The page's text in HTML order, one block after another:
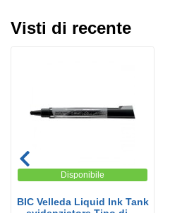
Visti di recente
Disponibile
BIC Velleda Liquid Ink Tank